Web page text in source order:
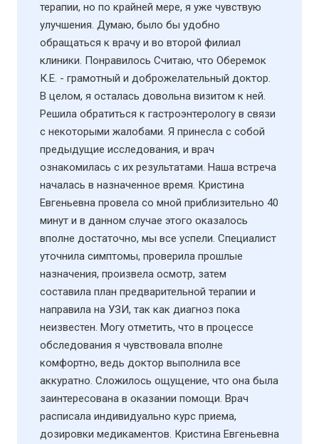
терапии, но по крайней мере, я уже чувствую
улучшения. Думаю, было бы удобно
обращаться к врачу и во второй филиал
клиники. Понравилось Считаю, что Оберемок
К.Е. - грамотный и доброжелательный доктор.
В целом, я осталась довольна визитом к ней.
Решила обратиться к гастроэнтерологу в связи
с некоторыми жалобами. Я принесла с собой
предыдущие исследования, и врач
ознакомилась с их результатами. Наша встреча
началась в назначенное время. Кристина
Евгеньевна провела со мной приблизительно 40
минут и в данном случае этого оказалось
вполне достаточно, мы все успели. Специалист
уточнила симптомы, проверила прошлые
назначения, произвела осмотр, затем
составила план предварительной терапии и
направила на УЗИ​, так как диагноз пока
неизвестен. Могу отметить, что в процессе
обследования я чувствовала вполне
комфортно, ведь доктор выполнила все
аккуратно. Сложилось ощущение, что она была
заинтересована в оказании помощи. Врач
расписала индивидуально курс приема,
дозировки медикаментов. Кристина Евгеньевна